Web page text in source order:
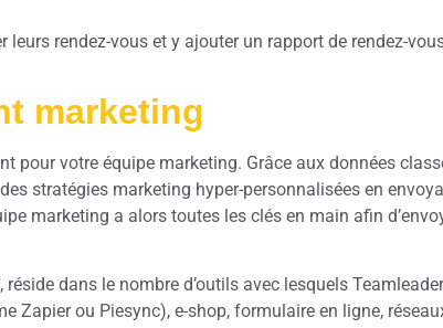
rendez-vous et y ajouter un rapport de rendez-
marketing
pour votre équipe marketing. Grâce aux données
stratégies marketing hyper-personnalisées en
marketing a alors toutes les clés en main afin
dans le nombre d’outils avec lesquels
Zapier ou Piesync), e-shop, formulaire en ligne,